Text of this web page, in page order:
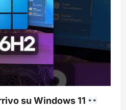
su Windows 11